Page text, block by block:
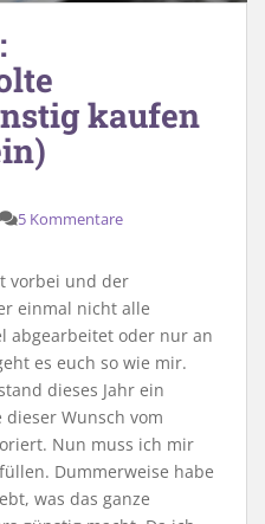
kaufen
5 Kommentare
vorbei und der
einmal nicht alle
abgearbeitet oder nur an
es euch so wie mir.
dieses Jahr ein
Wunsch vom
Nun muss ich mir
Dummerweise habe
was das ganze